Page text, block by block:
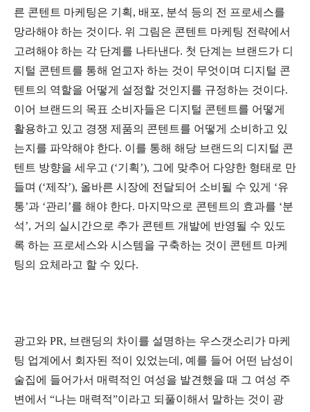
른 콘텐트 마케팅은 기획, 배포, 분석 등의 전 프로세스를
망라해야 하는 것이다. 위 그림은 콘텐트 마케팅 전략에서
고려해야 하는 각 단계를 나타낸다. 첫 단계는 브랜드가 디
지털 콘텐트를 통해 얻고자 하는 것이 무엇이며 디지털 콘
텐트의 역할을 어떻게 설정할 것인지를 규정하는 것이다.
이어 브랜드의 목표 소비자들은 디지털 콘텐트를 어떻게
활용하고 있고 경쟁 제품의 콘텐트를 어떻게 소비하고 있
는지를 파악해야 한다. 이를 통해 해당 브랜드의 디지털 콘
텐트 방향을 세우고 (‘기획’), 그에 맞추어 다양한 형태로 만
들며 (‘제작’), 올바른 시장에 전달되어 소비될 수 있게 ‘유
통’과 ‘관리’를 해야 한다. 마지막으로 콘텐트의 효과를 ‘분
석’, 거의 실시간으로 추가 콘텐트 개발에 반영될 수 있도
록 하는 프로세스와 시스템을 구축하는 것이 콘텐트 마케
팅의 요체라고 할 수 있다.
광고와 PR, 브랜딩의 차이를 설명하는 우스갯소리가 마케
팅 업계에서 회자된 적이 있었는데, 예를 들어 어떤 남성이
술집에 들어가서 매력적인 여성을 발견했을 때 그 여성 주
변에서 “나는 매력적”이라고 되풀이해서 말하는 것이 광